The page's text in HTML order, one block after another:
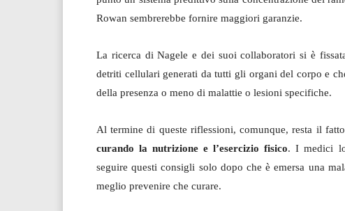
Rowan sembrerebbe fornire maggiori garanzie.
La ricerca di Nagele e dei suoi collaboratori si è
detriti cellulari generati da tutti gli organi del corpo e
della presenza o meno di malattie o lesioni specifiche.
Al termine di queste riflessioni, comunque, resta il
curando la nutrizione e l’esercizio fisico. I medici
seguire questi consigli solo dopo che è emersa una
meglio prevenire che curare.